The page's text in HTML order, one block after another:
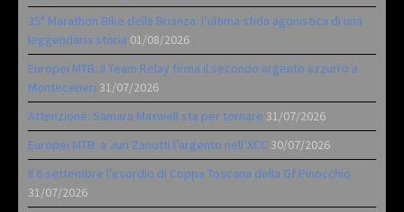
35ª Marathon Bike della Brianza: l’ultima sfida agonistica di una
leggendaria storia 01/08/2026
Europei MTB: il Team Relay firma il secondo argento azzurro a
Monteceneri 31/07/2026
Attenzione: Samara Maxwell sta per tornare 31/07/2026
Europei MTB: a Juri Zanotti l’argento nell’XCC 30/07/2026
Il 6 settembre l’esordio di Coppa Toscana della Gf Pinocchio
31/07/2026